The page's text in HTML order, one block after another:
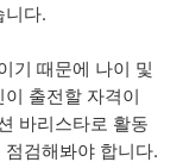
니다.
기 때문에 나이 및
출전할 자격이
바리스타로 활동
검해봐야 합니다.